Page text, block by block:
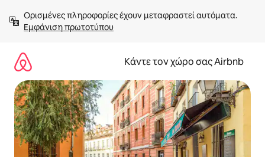
στο
περιεχόμενοΕμφάνιση πρωτοτύπου
Κάντε τον χώρο σας Airbnb